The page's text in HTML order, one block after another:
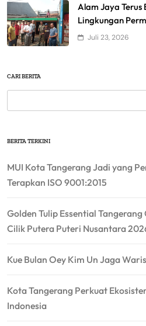
Alam Jaya
Lingkungan
Juli 23, 2026
CARI BERITA
BERITA TERKINI
MUI Kota Tangerang Jadi yang
Terapkan ISO 9001:2015
Golden Tulip Essential
Cilik Putera Puteri Nusantara
Kue Bulan Oey Kim Un Jaga
Kota Tangerang Perkuat
Indonesia